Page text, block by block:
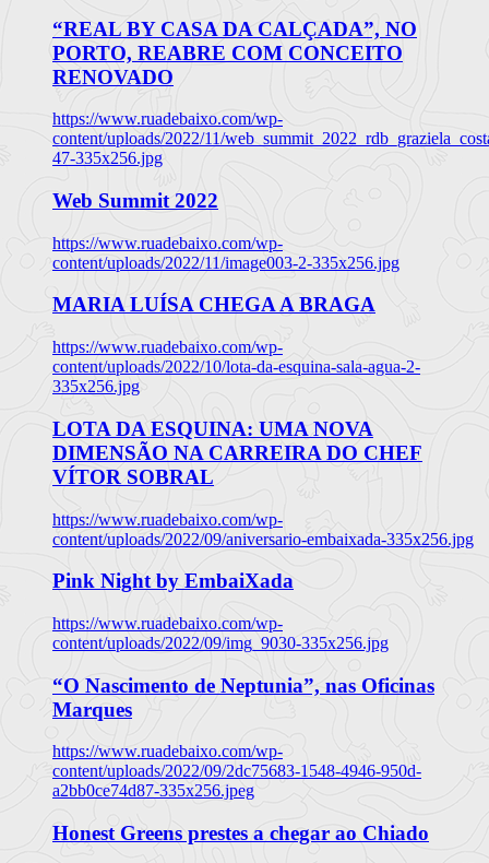
“REAL BY CASA DA CALÇADA”, NO
PORTO, REABRE COM CONCEITO
RENOVADO
https://www.ruadebaixo.com/wp-
content/uploads/2022/11/
47-335x256.jpg
Web Summit 2022
https://www.ruadebaixo.com/wp-
content/uploads/2022/11/image003-2-335x256.jpg
MARIA LUÍSA CHEGA A BRAGA
https://www.ruadebaixo.com/wp-
content/uploads/2022/10/lota-da-esquina-sala-agua-2-
335x256.jpg
LOTA DA ESQUINA: UMA NOVA
DIMENSÃO NA CARREIRA DO CHEF
VÍTOR SOBRAL
https://www.ruadebaixo.com/wp-
content/uploads/2022/09/aniversario-embaixada-335x256.jpg
Pink Night by EmbaiXada
https://www.ruadebaixo.com/wp-
content/uploads/2022/09/img_9030-335x256.jpg
“O Nascimento de Neptunia”, nas Oficinas
Marques
https://www.ruadebaixo.com/wp-
content/uploads/2022/09/2dc75683-1548-4946-950d-
a2bb0ce74d87-335x256.jpeg
Honest Greens prestes a chegar ao Chiado